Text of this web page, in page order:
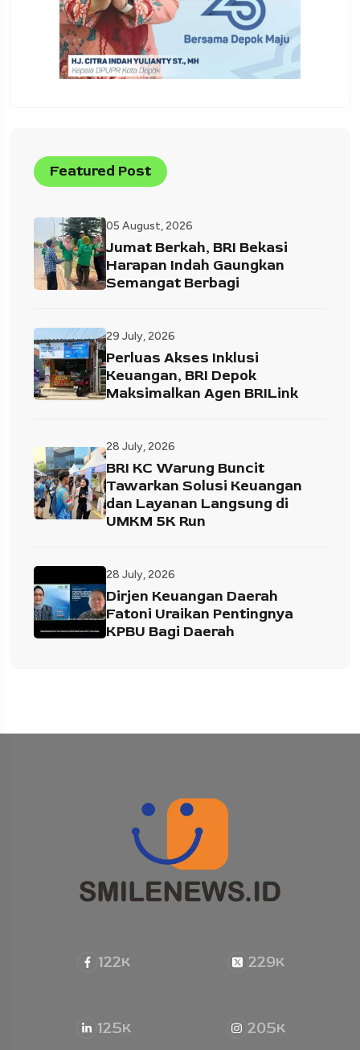
Featured Post
05 August, 2026
Jumat Berkah, BRI Bekasi
Harapan Indah Gaungkan
Semangat Berbagi
29 July, 2026
Perluas Akses Inklusi
Keuangan, BRI Depok
Maksimalkan Agen BRILink
28 July, 2026
BRI KC Warung Buncit
Tawarkan Solusi Keuangan
dan Layanan Langsung di
UMKM 5K Run
28 July, 2026
Dirjen Keuangan Daerah
Fatoni Uraikan Pentingnya
KPBU Bagi Daerah
122K 229K
125K 205K